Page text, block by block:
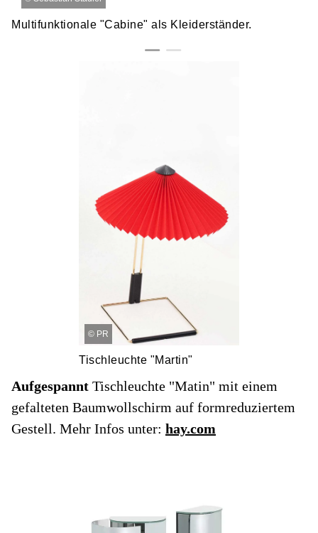
Multifunktionale "Cabine" als Kleiderständer.
© PR
Tischleuchte "Martin"
Aufgespannt Tischleuchte "Matin" mit einem
gefalteten Baumwollschirm auf formreduziertem
Gestell. Mehr Infos unter: hay.com